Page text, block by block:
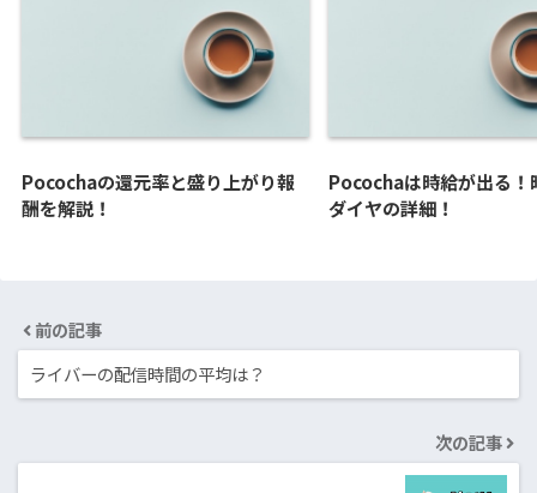
Pocochaの還元率と盛り上がり報
酬を解説！
Pocochaは時給が出る！
ダイヤの詳細！
前の記事
ライバーの配信時間の平均は？
次の記事